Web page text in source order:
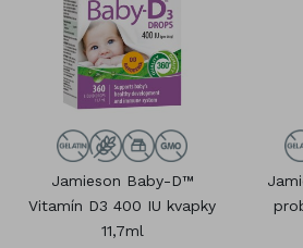
Jamieson Baby-D™
Vitamín D3 400 IU kvapky
11,7ml